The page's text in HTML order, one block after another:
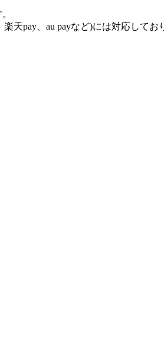
天pay、au payなど)には対応してお